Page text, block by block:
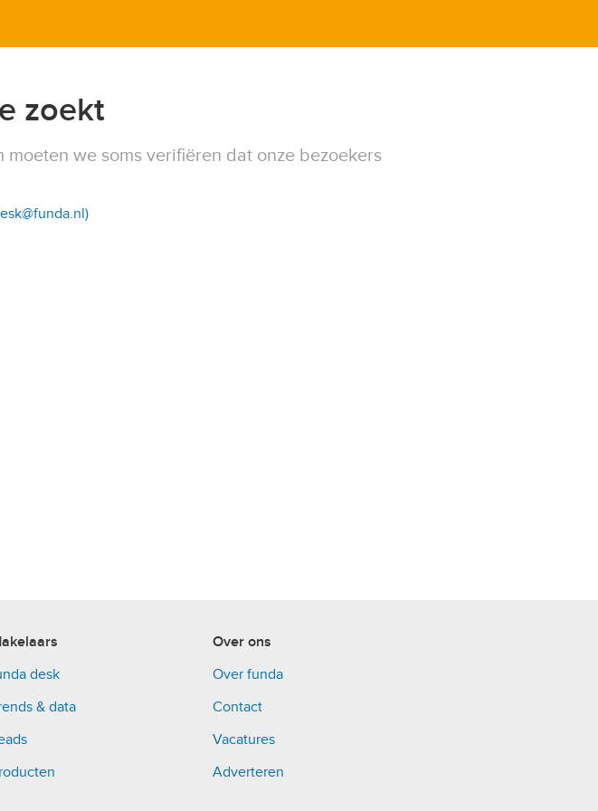
zoekt
we soms verifiëren dat onze bezoekers
desk
& data
Over ons
Over funda
Contact
Vacatures
Adverteren